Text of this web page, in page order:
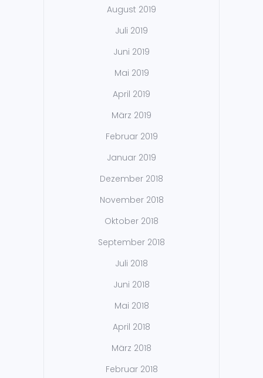
August 2019
Juli 2019
Juni 2019
Mai 2019
April 2019
März 2019
Februar 2019
Januar 2019
Dezember 2018
November 2018
Oktober 2018
September 2018
Juli 2018
Juni 2018
Mai 2018
April 2018
März 2018
Februar 2018